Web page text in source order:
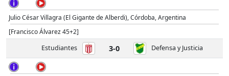
Julio César Villagra (El Gigante de Alberdi), Córdoba, Argentina
[Francisco Álvarez 45+2]
Estudiantes
3-0 Defensa y Justicia